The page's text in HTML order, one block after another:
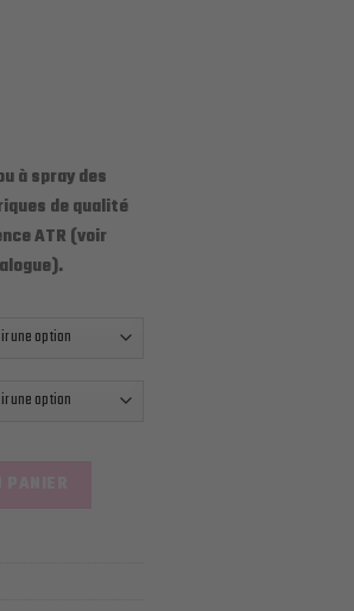
à spray des
de qualité
ATR (voir
3 ML